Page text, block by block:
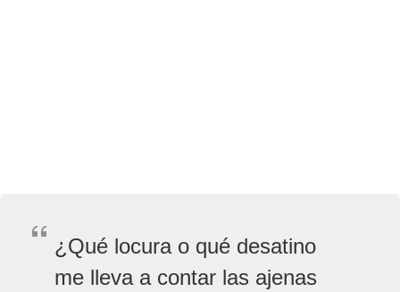
¿Qué locura o qué desatino
me lleva a contar las ajenas